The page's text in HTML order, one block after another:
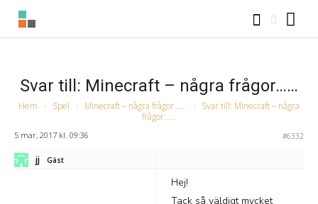
Svar till: Minecraft – några frågor……
Hem › Spel › Minecraft – några frågor…… › Svar till: Minecraft – några
frågor……
5 mar, 2017 kl. 09:36 #6332
jj Gäst
Hej!
Tack så väldigt mycket